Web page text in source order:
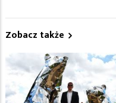
Zobacz także